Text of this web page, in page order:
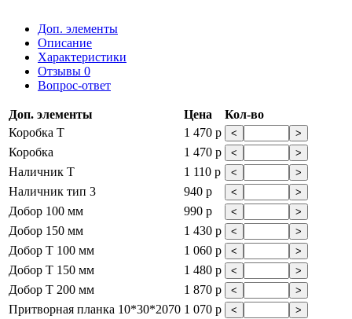
Доп. элементы
Описание
Характеристики
Отзывы 0
Вопрос-ответ
Доп. элементы Цена
Кол-во
Коробка Т
1 470 р < >
Коробка 1 470 р < >
Наличник Т 1 110 р < >
Наличник тип 3 940 р < >
Добор 100 мм 990 р < >
Добор 150 мм 1 430 р < >
Добор Т 100 мм 1 060 р < >
Добор Т 150 мм 1 480 р < >
Добор Т 200 мм 1 870 р < >
Притворная планка 10*30*2070 1 070 р < >